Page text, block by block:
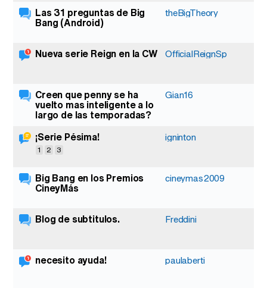
Las 31 preguntas de Big
Bang (Android)
theBigTheory
Nueva serie Reign en la CW OfficialReignSp
Creen que penny se ha
vuelto mas inteligente a lo
largo de las temporadas?
Gian16
¡Serie Pésima!
1 2 3
igninton
Big Bang en los Premios
CineyMás
cineymas2009
Blog de subtitulos. Freddini
necesito ayuda! paulaberti